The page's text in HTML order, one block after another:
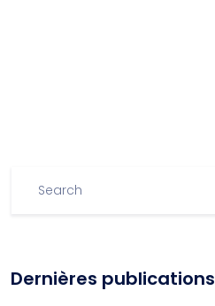
Dernières publications